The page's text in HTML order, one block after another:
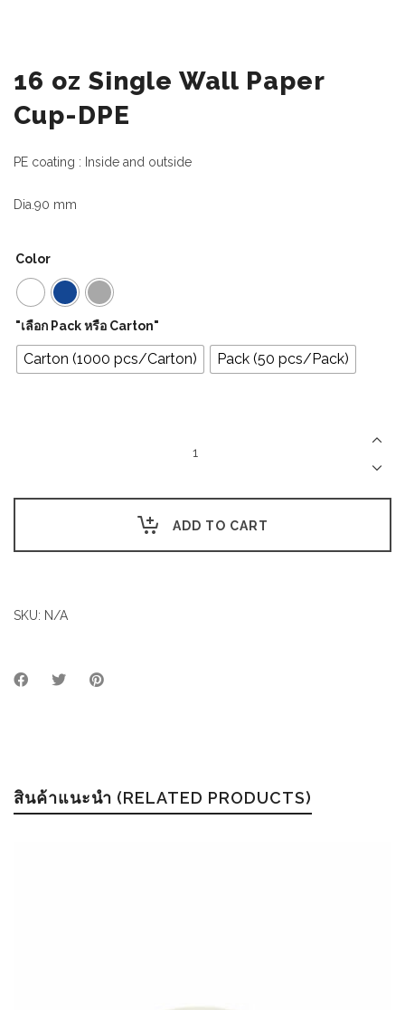
16 oz Single Wall Paper
Cup-DPE
PE coating : Inside and outside
Dia.90 mm
Color
"เลือก Pack หรือ Carton"
Carton (1000 pcs/Carton) Pack (50 pcs/Pack)
ADD TO CART
SKU: N/A
สินค้าแนะนำ (RELATED PRODUCTS)